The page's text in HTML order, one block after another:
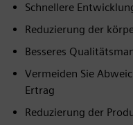
Schnellere
Reduzierung der
Besseres
Vermeiden Sie
Ertrag
Reduzierung der